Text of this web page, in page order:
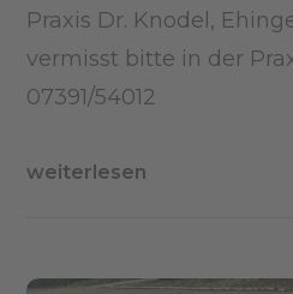
Praxis Dr. Knodel,
vermisst bitte in der
07391/54012
weiterlesen